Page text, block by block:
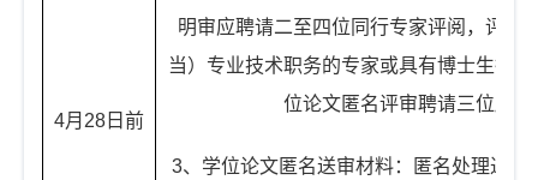
4月 28 日前
明审应聘请二至四位同行专家评阅，评阅
当）专业技术职务的专家或具有博士生指
位论文匿名评审聘请三位所
3、学位论文匿名送审材料：匿名处理过的